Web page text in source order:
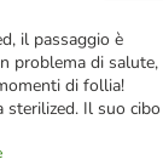
il passaggio è
problema di salute,
di follia!
sterilized. Il suo cibo